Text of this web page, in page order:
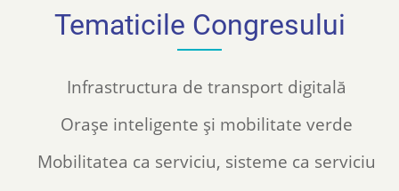
Tematicile Congresului
Infrastructura de transport digitală
Orașe inteligente și mobilitate verde
Mobilitatea ca serviciu, sisteme ca serviciu